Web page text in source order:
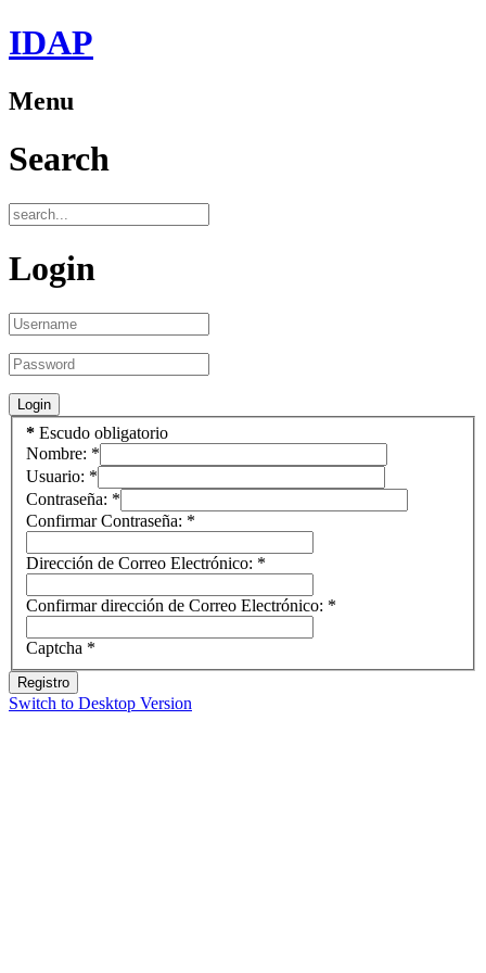
IDAP
Menu
Search
Login
* Escudo obligatorio
Nombre: *
Usuario: *
Contraseña: *
Confirmar Contraseña: *
Dirección de Correo Electrónico: *
Confirmar dirección de Correo Electrónico: *
Captcha *
Registro
Switch to Desktop Version